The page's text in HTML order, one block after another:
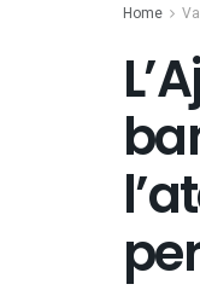
Home